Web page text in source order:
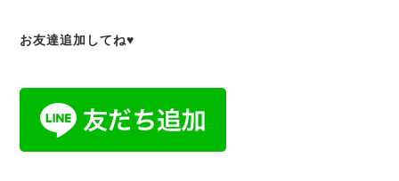
お友達追加してね♥